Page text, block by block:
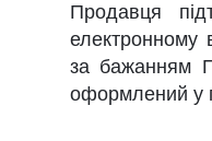
Продавця
електронному
за бажанням
оформлений у